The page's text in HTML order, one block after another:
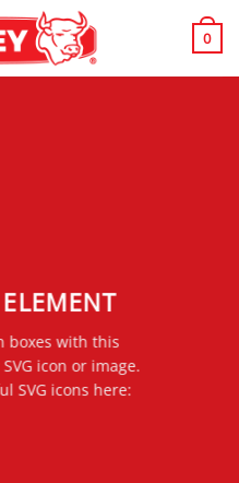
0
boxes with this
icon or image.
SVG icons here: